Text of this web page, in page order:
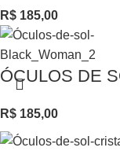
R$ 185,00
ÓCULOS DE
R$ 185,00